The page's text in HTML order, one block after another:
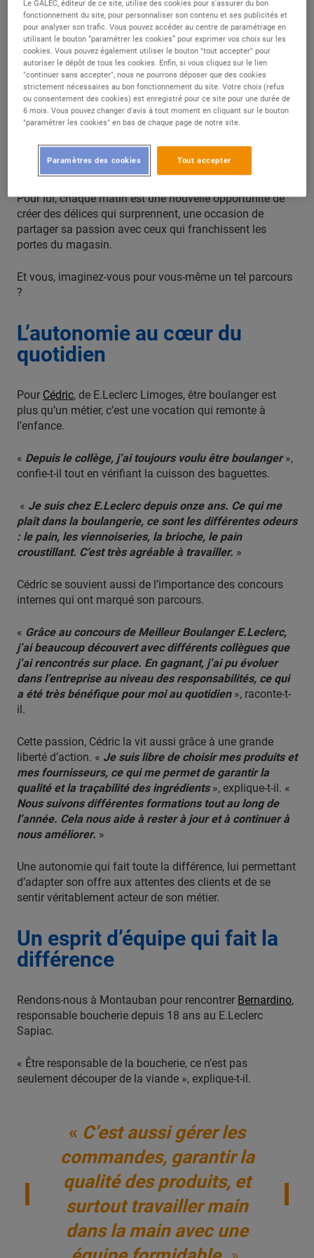
C’était alors, pour lui, un pari un peu fou.
«On va essayer », se disait-il alors, sans imaginer que ce
choix de carrière l’amènerait à devenir chef pâtissier puis
chef boulanger, à la tête d’une équipe de 12 personnes.
Aujourd’hui, Mohamed est fier du chemin parcouru. «
et de faire plaisir aux clients», raconte-t-il, tout en
ajustant avec soin les pâtisseries dans la vitrine.
Pour lui, chaque matin est une nouvelle opportunité de
créer des délices qui surprennent, une occasion de
partager sa passion avec ceux qui franchissent les
portes du magasin.
Et vous, imaginez-vous pour vous-même un tel parcours
?
L’autonomie au cœur du
quotidien
Pour Cédric, de E.Leclerc Limoges, être boulanger est
plus qu’un métier, c’est une vocation qui remonte à
l’enfance.
« Depuis le collège, j’ai toujours voulu être boulanger »,
confie-t-il tout en vérifiant la cuisson des baguettes.
« Je suis chez E.Leclerc depuis onze ans. Ce qui me
plaît dans la boulangerie, ce sont les différentes odeurs
: le pain, les viennoiseries, la brioche, le pain
croustillant. C’est très agréable à travailler. »
Cédric se souvient aussi de l’importance des concours
internes qui ont marqué son parcours.
« Grâce au concours de Meilleur Boulanger E.Leclerc,
j’ai beaucoup découvert avec différents collègues que
j’ai rencontrés sur place. En gagnant, j’ai pu évoluer
dans l’entreprise au niveau des responsabilités, ce qui
a été très bénéfique pour moi au quotidien », raconte-t-
il.
Cette passion, Cédric la vit aussi grâce à une grande
liberté d’action. « Je suis libre de choisir mes produits et
mes fournisseurs, ce qui me permet de garantir la
qualité et la traçabilité des ingrédients », explique-t-il. «
Nous suivons différentes formations tout au long de
l’année. Cela nous aide à rester à jour et à continuer à
nous améliorer. »
Une autonomie qui fait toute la différence, lui permettant
d’adapter son offre aux attentes des clients et de se
sentir véritablement acteur de son métier.
Un esprit d’équipe qui fait la
différence
Rendons-nous à Montauban pour rencontrer Bernardino,
responsable boucherie depuis 18 ans au E.Leclerc
Sapiac.
« Être responsable de la boucherie, ce n’est pas
seulement découper de la viande », explique-t-il.
« C’est aussi gérer les
commandes, garantir la
qualité des produits, et
surtout travailler main
dans la main avec une
Le GALEC, éditeur de ce site, utilise des cookies pour s'assurer du bon
fonctionnement du site, pour personnaliser son contenu et ses publicités et
pour analyser son trafic. Vous pouvez accéder au centre de paramétrage en
utilisant le bouton “paramétrer les cookies” pour exprimer vos choix sur les
cookies. Vous pouvez également utiliser le bouton "tout accepter" pour
autoriser le dépôt de tous les cookies. Enfin, si vous cliquez sur le lien
"continuer sans accepter", nous ne pourrons déposer que des cookies
strictement nécessaires au bon fonctionnement du site. Votre choix (refus
ou consentement des cookies) est enregistré pour ce site pour une durée de
6 mois. Vous pouvez changer d'avis à tout moment en cliquant sur le bouton
"paramétrer les cookies" en bas de chaque page de notre site.
Tout accepter
Paramètres des cookies